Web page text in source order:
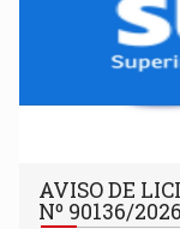
AVISO DE
Nº 90136/